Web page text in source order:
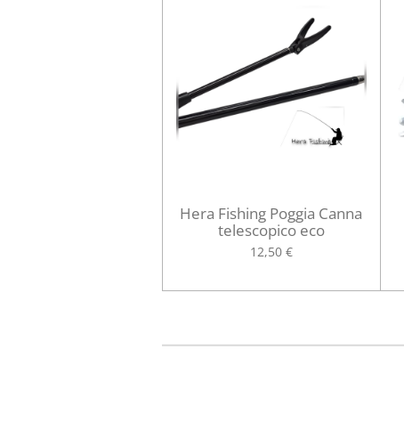
Hera Fishing Poggia Canna
telescopico eco
12,50 €